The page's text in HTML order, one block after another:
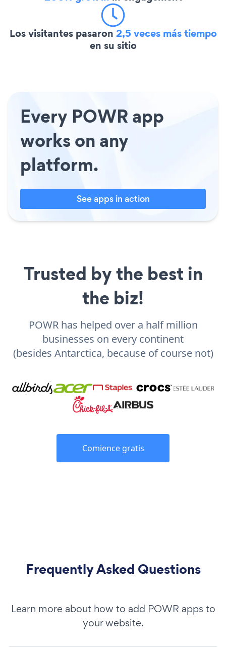
Los visitantes pasaron 2,5 veces más tiempo
en su sitio
Every POWR app
works on any
platform.
See apps in action
Trusted by the best in
the biz!
POWR has helped over a half million
businesses on every continent
(besides Antarctica, because of course not)
Comience gratis
Frequently Asked Questions
Learn more about how to add POWR apps to
your website.